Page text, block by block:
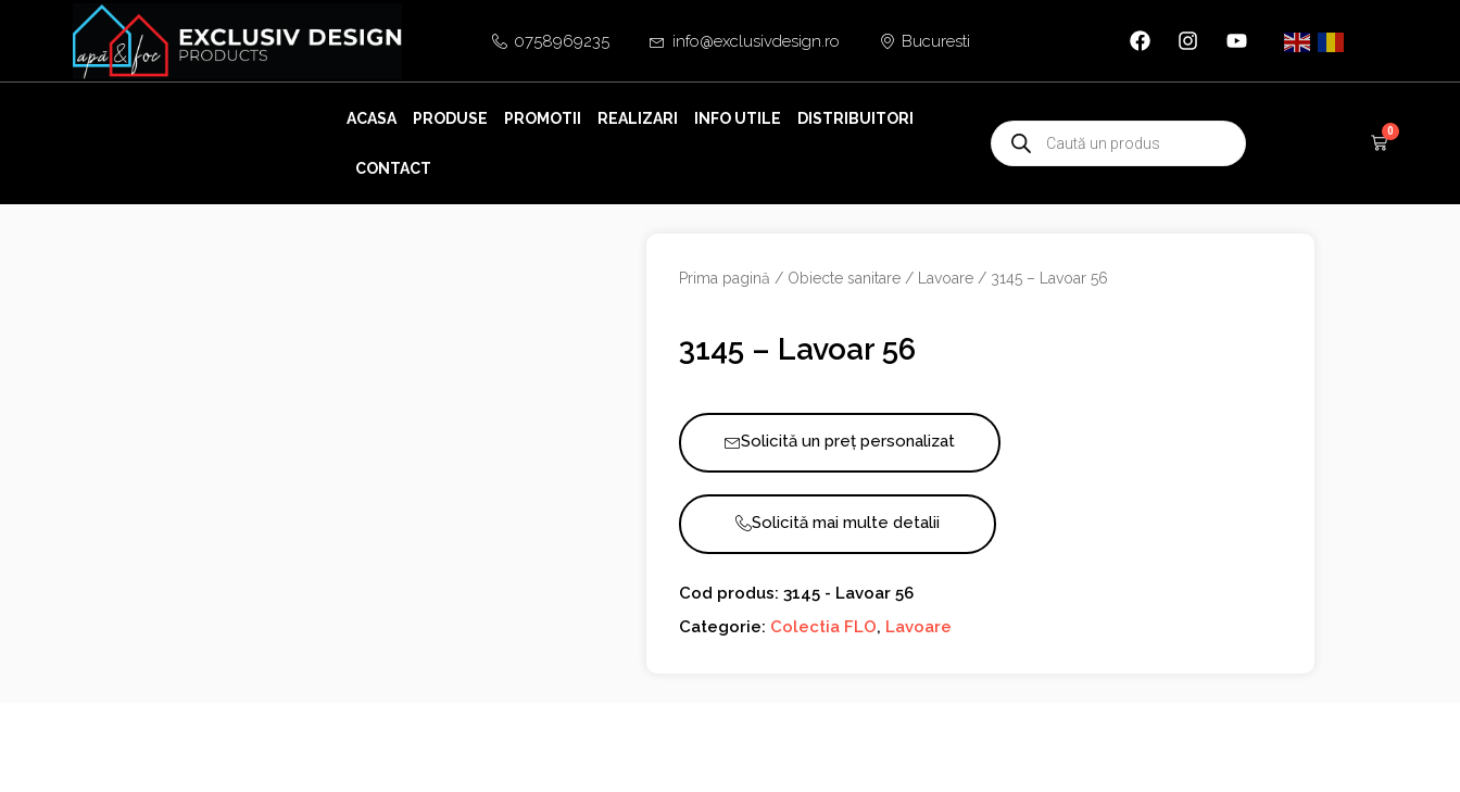
content
0758969235 info@exclusivdesign.ro Bucuresti
ACASA PRODUSE PROMOTII REALIZARI INFO UTILE DISTRIBUITORI
CONTACT
Products
search
0
Cart
Prima pagină / Obiecte sanitare / Lavoare / 3145 – Lavoar 56
3145 – Lavoar 56
Solicită un preț personalizat
Solicită mai multe detalii
Cod produs: 3145 - Lavoar 56
Categorie: Colectia FLO, Lavoare